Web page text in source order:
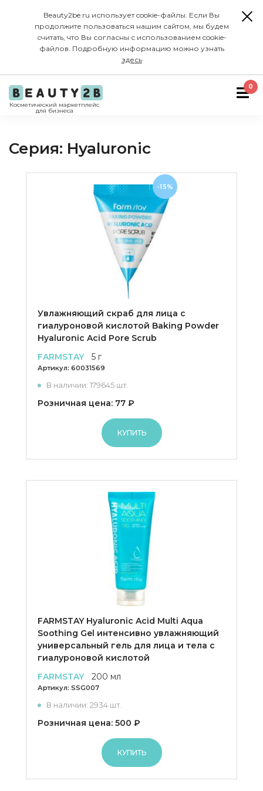
Beauty2be.ru использует cookie-файлы. Если Вы
продолжите пользоваться нашим сайтом, мы будем
считать, что Вы согласны с использованием cookie-
файлов. Подробную информацию можно узнать
здесь
Косметический маркетплейс
для бизнеса
0
Серия: Hyaluronic
Увлажняющий скраб для лица с
гиалуроновой кислотой Baking Powder
Hyaluronic Acid Pore Scrub
FARMSTAY
5 г
Артикул: 60031569
В наличии: 179645 шт.
Розничная цена: 77 ₽
КУПИТЬ
-15%
FARMSTAY Hyaluronic Acid Multi Aqua
Soothing Gel интенсивно увлажняющий
универсальный гель для лица и тела с
гиалуроновой кислотой
FARMSTAY
200 мл
Артикул: SSG007
В наличии: 2934 шт.
Розничная цена: 500 ₽
КУПИТЬ